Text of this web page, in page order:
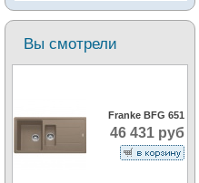
Смесители под бронзу
Вы смотрели
Franke BFG 651
46 431 руб